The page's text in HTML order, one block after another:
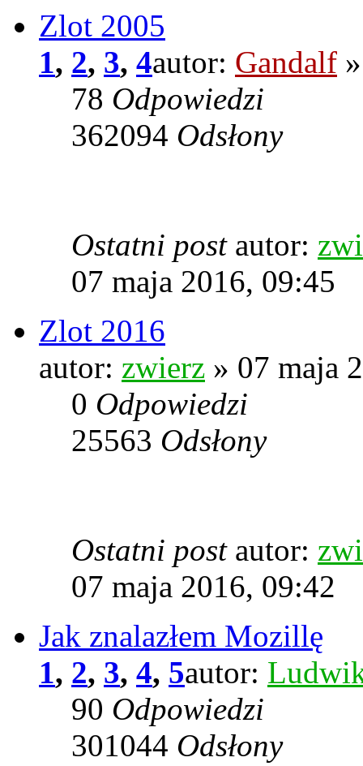
Zlot 2005
1, 2, 3, 4autor: Gandalf
78 Odpowiedzi
362094 Odsłony
Ostatni post autor:
07 maja 2016, 09:45
Zlot 2016
autor: zwierz » 07 maja
0 Odpowiedzi
25563 Odsłony
Ostatni post autor:
07 maja 2016, 09:42
Jak znalazłem Mozillę
1, 2, 3, 4, 5autor:
90 Odpowiedzi
301044 Odsłony